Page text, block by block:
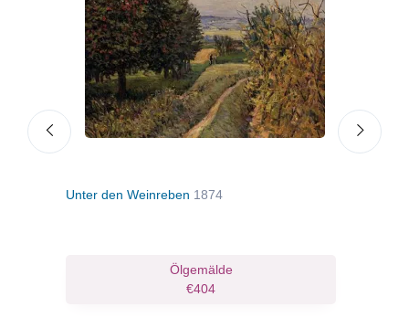
Unter den Weinreben 1874
Ölgemälde
€404